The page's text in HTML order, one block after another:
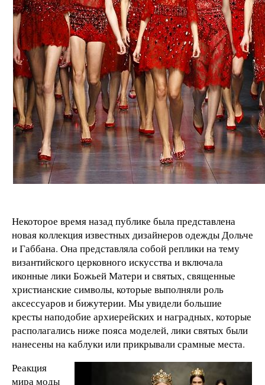
Некоторое время назад публике была представлена
новая коллекция известных дизайнеров одежды Дольче
и Габбана. Она представляла собой реплики на тему
византийского церковного искусства и включала
иконные лики Божьей Матери и святых, священные
христианские символы, которые выполняли роль
аксессуаров и бижутерии. Мы увидели большие
кресты наподобие архиерейских и наградных, которые
располагались ниже пояса моделей, лики святых были
нанесены на каблуки или прикрывали срамные места.
Реакция
мира моды